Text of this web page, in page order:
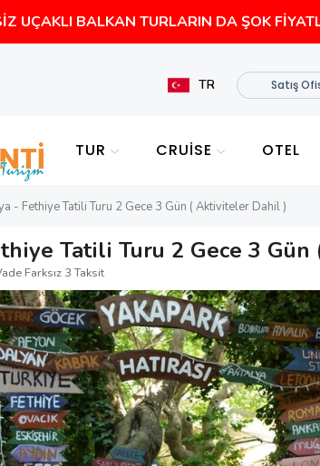
UÇAKLI BALKAN TURLARIN DA ŞOK
TR Satış
TUR CRUİSE OTEL
- Fethiye Tatili Turu 2 Gece 3 Gün ( Aktiviteler Dahil )
Tatili Turu 2 Gece 3
Farksız 3 Taksit